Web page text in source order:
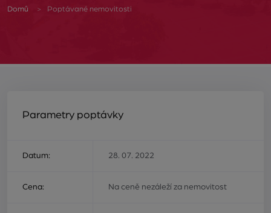
Domů Poptávané nemovitosti
Parametry poptávky
Datum: 28. 07. 2022
Cena: Na ceně nezáleží za nemovitost